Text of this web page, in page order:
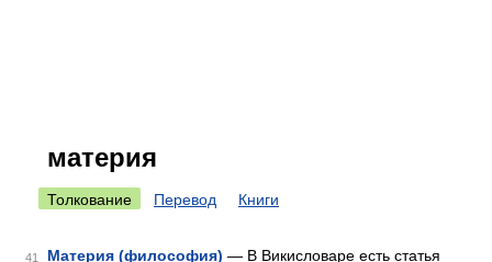
материя
Толкование Перевод Книги
41 Материя (философия) — В Викисловаре есть статья